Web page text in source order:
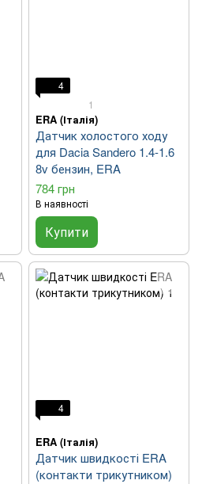
4
1
ERA (Італія)
Датчик холостого ходу
для Dacia Sandero 1.4-1.6
8v бензин, ERA
784 грн
В наявності
Купити
4
ERA (Італія)
Датчик швидкості ERA
(контакти трикутником)